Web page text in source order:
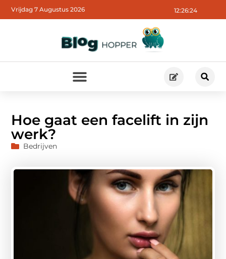
12:26:25
Vrijdag 7 Augustus 2026
Hoe gaat een facelift in zijn
werk?
Bedrijven